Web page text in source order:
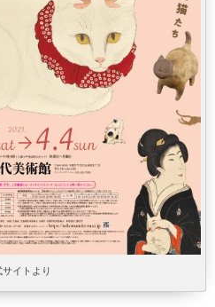
サイトより